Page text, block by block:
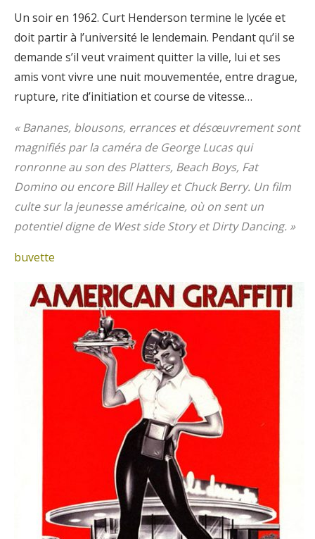
Un soir en 1962. Curt Henderson termine le lycée et
doit partir à l’université le lendemain. Pendant qu’il se
demande s’il veut vraiment quitter la ville, lui et ses
amis vont vivre une nuit mouvementée, entre drague,
rupture, rite d’initiation et course de vitesse…
« Bananes, blousons, errances et désœuvrement sont
magnifiés par la caméra de George Lucas qui
ronronne au son des Platters, Beach Boys, Fat
Domino ou encore Bill Halley et Chuck Berry. Un film
culte sur la jeunesse américaine, où on sent un
potentiel digne de West side Story et Dirty Dancing. »
buvette